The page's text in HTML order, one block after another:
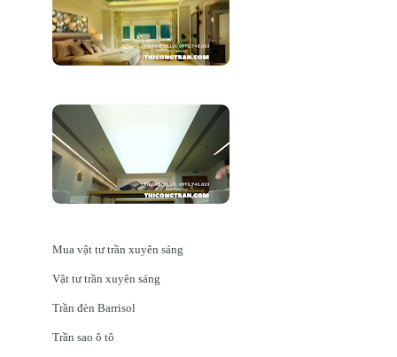
Mua vật tư trần xuyên sáng
Vật tư trần xuyên sáng
Trần đèn Barrisol
Trần sao ô tô